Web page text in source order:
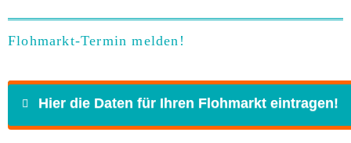
Flohmarkt-Termin melden!
Hier die Daten für Ihren Flohmarkt eintragen!